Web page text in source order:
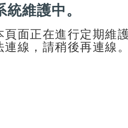
統維護中。
頁面正在進行定期維
連線，請稍後再連線。